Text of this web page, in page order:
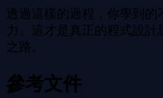
透過這樣的過程，你學到
力。這才是真正的程式設
之路。
參考文件